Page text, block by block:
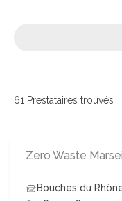
61 Prestataires trouvés
Zero Waste
Bouches du